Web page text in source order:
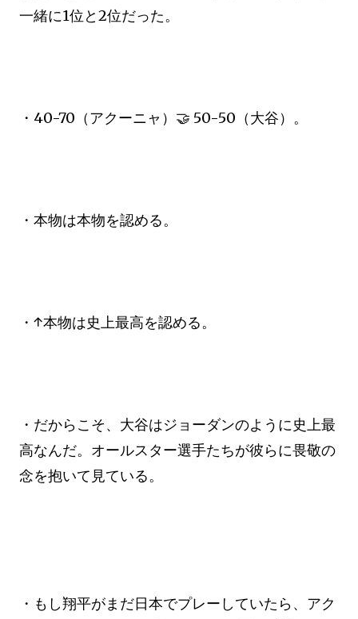
一緒に1位と2位だった。
・40-70（アクーニャ）🤝 50-50（大谷）。
・本物は本物を認める。
・↑本物は史上最高を認める。
・だからこそ、大谷はジョーダンのように史上最
高なんだ。オールスター選手たちが彼らに畏敬の
念を抱いて見ている。
・もし翔平がまだ日本でプレーしていたら、アク